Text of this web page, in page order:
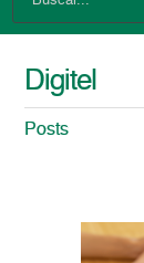
Digitel
Posts